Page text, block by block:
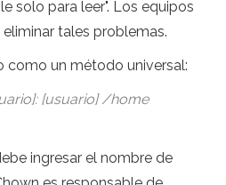
solo para leer". Los equipos
tales problemas.
como un método universal:
[usuario] /home
ingresar el nombre de